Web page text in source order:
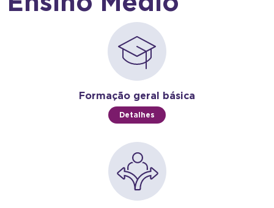
Formação geral básica
Detalhes